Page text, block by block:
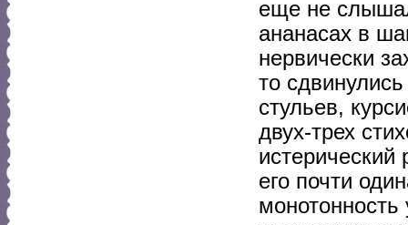
еще не
ананасах в
нервически
то
стульев,
двух-трех
истерический
его почти